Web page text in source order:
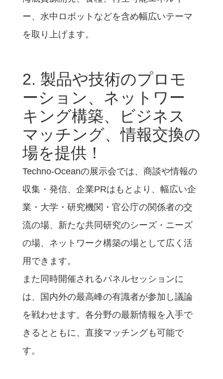
ー、水中ロボットなどを含め幅広いテーマ
を取り上げます。
2. 製品や技術のプロモ
ーション、ネットワー
キング構築、ビジネス
マッチング、情報交換の
場を提供！
Techno-Oceanの展示会では、商談や情報の
収集・発信、企業PRはもとより、幅広い企
業・大学・研究機関・官公庁の関係者の交
流の場、新たな共同研究のシーズ・ニーズ
の場、ネットワーク構築の場として広く活
用できます。
また同時開催されるパネルセッションに
は、国内外の最高峰の有識者が参加し議論
を戦わせます。各分野の最新情報を入手で
きるとともに、直接マッチングも可能で
す。